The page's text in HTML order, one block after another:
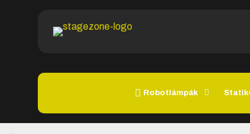
Robotlámpák